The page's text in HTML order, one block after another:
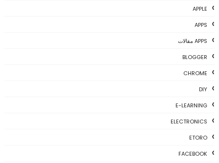
APPLE
APPS
APPS مقالات
BLOGGER
CHROME
DIY
E-LEARNING
ELECTRONICS
ETORO
FACEBOOK